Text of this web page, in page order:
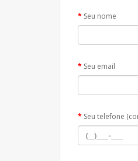
Seu nome
Seu email
Seu telefone